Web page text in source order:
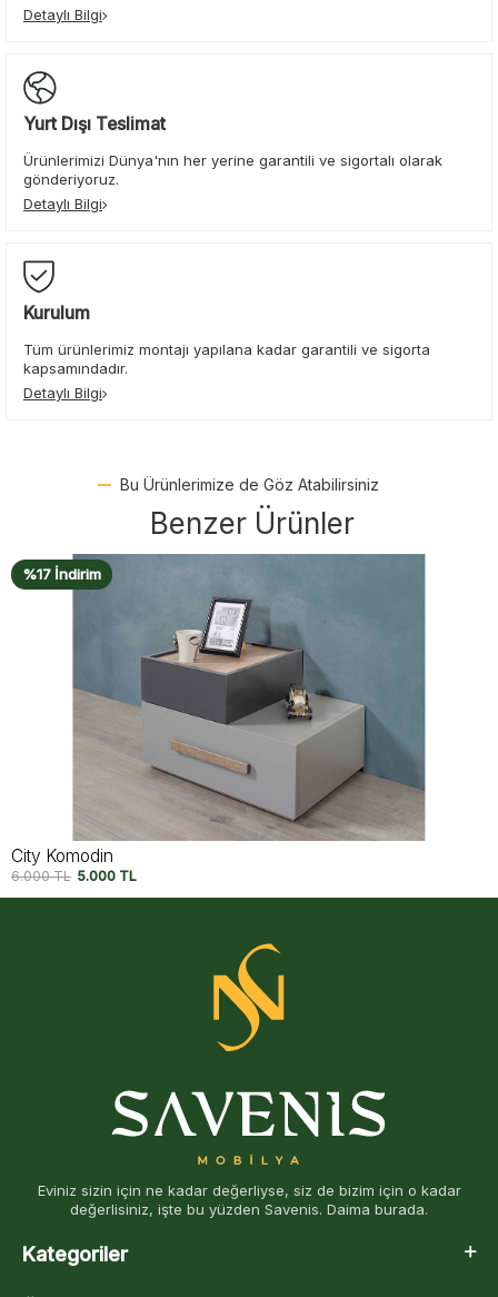
Detaylı Bilgi
Yurt Dışı Teslimat
Ürünlerimizi Dünya'nın her yerine garantili ve sigortalı olarak
gönderiyoruz.
Detaylı Bilgi
Kurulum
Tüm ürünlerimiz montajı yapılana kadar garantili ve sigorta
kapsamındadır.
Detaylı Bilgi
Bu Ürünlerimize de Göz Atabilirsiniz
Benzer Ürünler
%12 İndirim
Dark Point Komodin
6.250TL
Eviniz sizin için ne kadar değerliyse, siz de bizim için o kadar
değerlisiniz, işte bu yüzden Savenis. Daima burada.
Kategoriler